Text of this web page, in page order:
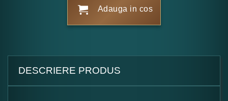
Adauga in cos
DESCRIERE PRODUS